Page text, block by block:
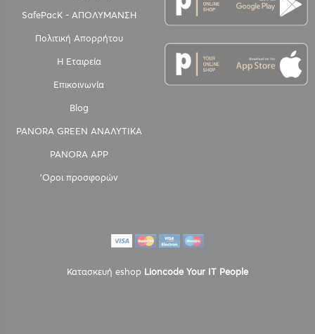
SafePacK - ΑΠΟΛΥΜΑΝΣΗ
Πολιτική Απορρήτου
Η Εταιρεία
Επικοινωνία
Blog
PANORA GREEN ΑΝΑΛΥΤΙΚΑ
PANORA APP
'Οροι προσφορών
Κατασκευή eshop Lioncode Your IT People